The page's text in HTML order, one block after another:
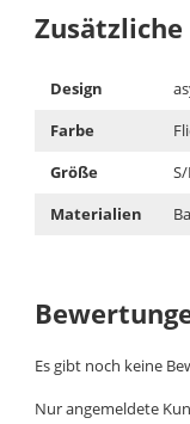
Design
Farbe
Größe
Materialien
Es gibt noch keine
Nur angemeldete